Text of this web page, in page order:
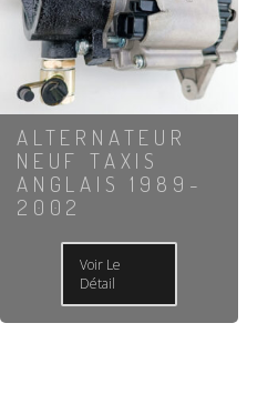
ALTERNATEUR
NEUF TAXIS
ANGLAIS 1989-
2002
Voir Le
Détail